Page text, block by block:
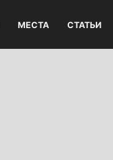
МЕСТА СТАТЬИ